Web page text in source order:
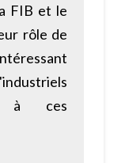
FIB et le
rôle de
à ces